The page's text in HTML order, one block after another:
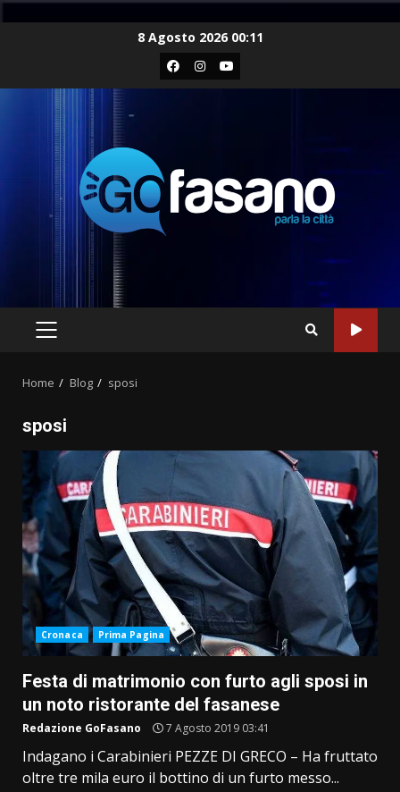
8 Agosto 2026 00:11
Facebook
Instagram
Youtube
PRIMARY
Home Blog sposi
sposi
Cronaca Prima Pagina
Festa di matrimonio con furto agli sposi in
un noto ristorante del fasanese
Redazione GoFasano 7 Agosto 2019 03:41
Indagano i Carabinieri PEZZE DI GRECO – Ha fruttato
oltre tre mila euro il bottino di un furto messo...